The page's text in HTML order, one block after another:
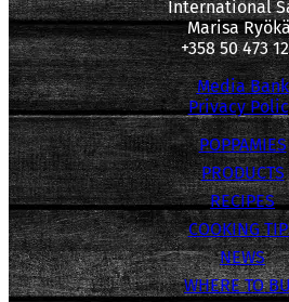
International
Marisa
+358 50 473
Media Bank
Privacy
POPPAMIES
PRODUCTS
RECIPES
COOKING
NEWS
WHERE TO